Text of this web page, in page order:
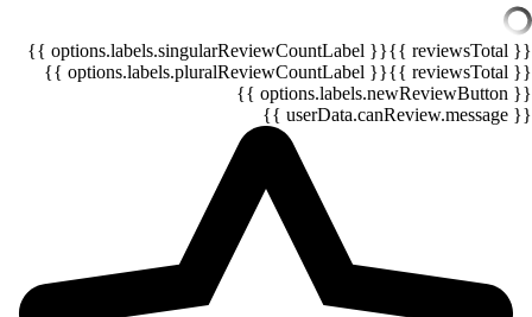
{{ reviewsTotal }}
{{ options.labels.singularReviewCountLabel }}
{{ reviewsTotal }}
{{ options.labels.pluralReviewCountLabel }}
{{ options.labels.newReviewButton }}
{{ userData.canReview.message }}